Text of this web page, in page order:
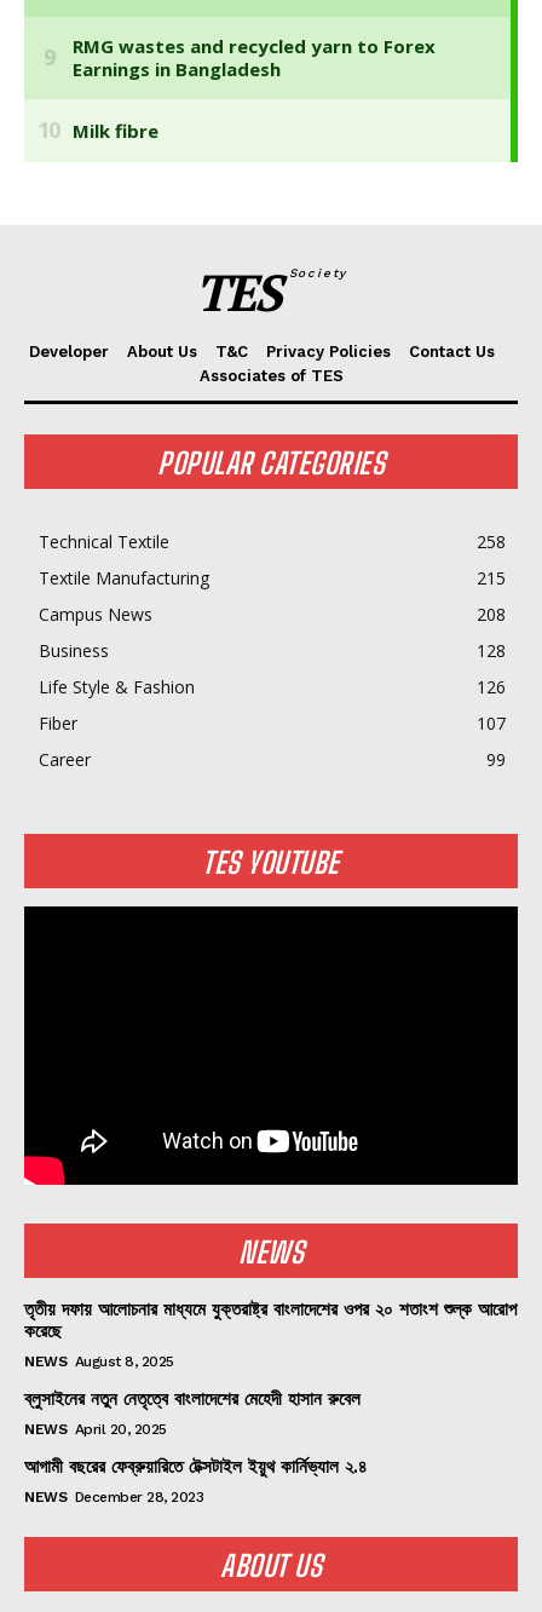
TES Society
Developer About Us T&C Privacy Policies
Contact Us
Associates of TES
POPULAR CATEGORIES
Technical Textile
258
Textile Manufacturing
215
Campus News
208
Business
128
Life Style & Fashion
126
Fiber
107
Career
99
TES YOUTUBE
NEWS
তৃতীয় দফায় আলোচনার মাধ্যমে যুক্তরাষ্ট্র বাংলাদেশের ওপর ২০ শতাংশ শুল্ক আরোপ
করেছে
NEWS August 8, 2025
ব্লুসাইনের নতুন নেতৃত্বে বাংলাদেশের মেহেদী হাসান রুবেল
NEWS April 20, 2025
আগামী বছরের ফেব্রুয়ারিতে টেক্সটাইল ইয়ুথ কার্নিভ্যাল ২.৪
NEWS December 28, 2023
ABOUT US